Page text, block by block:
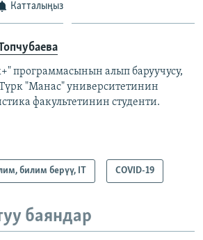
Катталыңыз
программасынын алып баруучусу,
"Манас" университетинин
факультетинин студенти.
билим берүү, IT COVID-19
баяндар